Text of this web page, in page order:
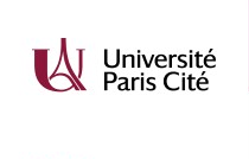
contenu
principal